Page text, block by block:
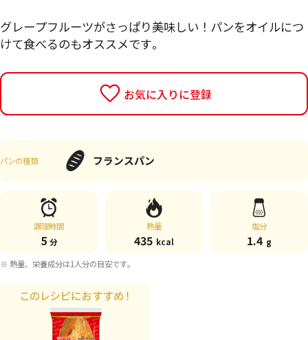
グレープフルーツがさっぱり美味しい！パンをオイルにつ
けて食べるのもオススメです。
お気に入りに登録
パンの種類 フランスパン
調理時間
5 分
熱量
435 kcal
塩分
1.4 g
※ 熱量、栄養成分は1人分の目安です。